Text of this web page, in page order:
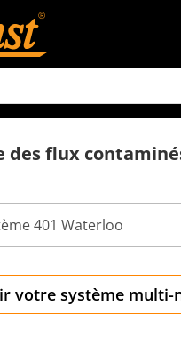
des flux
votre système multi-